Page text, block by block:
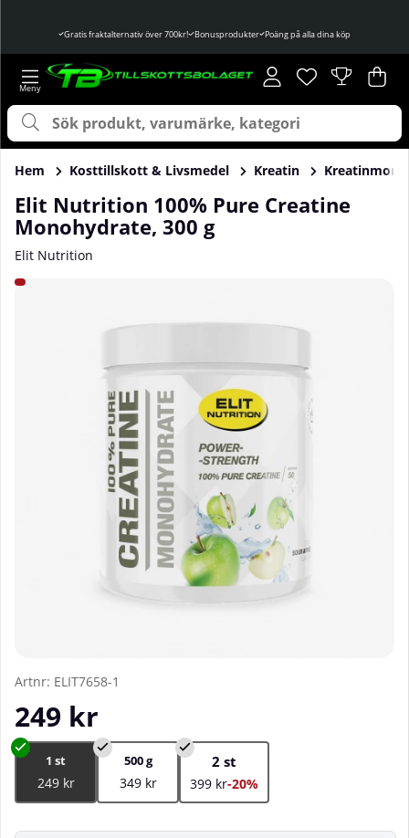
Gratis fraktalternativ över 700kr! Bonusprodukter Poäng på alla dina köp
Önskelista
Antal i
. .
Hem Kosttillskott & Livsmedel Kreatin
Elit Nutrition 100% Pure Creatine
Monohydrate, 300 g
Elit Nutrition
Produktbilder Elit Nutrition 100% Pure Creatine
Artnr: ELIT7658-1
249 kr
1 st
249 kr
500 g
349 kr
2 st
399 kr-20%